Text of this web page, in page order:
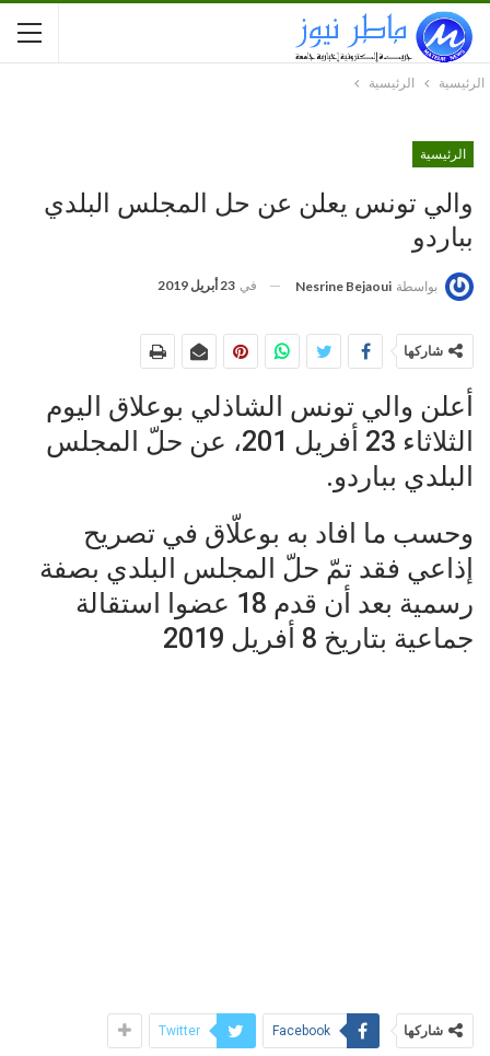
الرئيسية الرئيسية
الرئيسية
والي تونس يعلن عن حل المجلس البلدي
بباردو
بواسطة Nesrine Bejaoui في 23 أبريل 2019
شاركها
أعلن والي تونس الشاذلي بوعلاق اليوم
الثلاثاء 23 أفريل 201، عن حلّ المجلس
البلدي بباردو.
وحسب ما افاد به بوعلّاق في تصريح
إذاعي فقد تمّ حلّ المجلس البلدي بصفة
رسمية بعد أن قدم 18 عضوا استقالة
جماعية بتاريخ 8 أفريل 2019
شاركها Facebook
Twitter